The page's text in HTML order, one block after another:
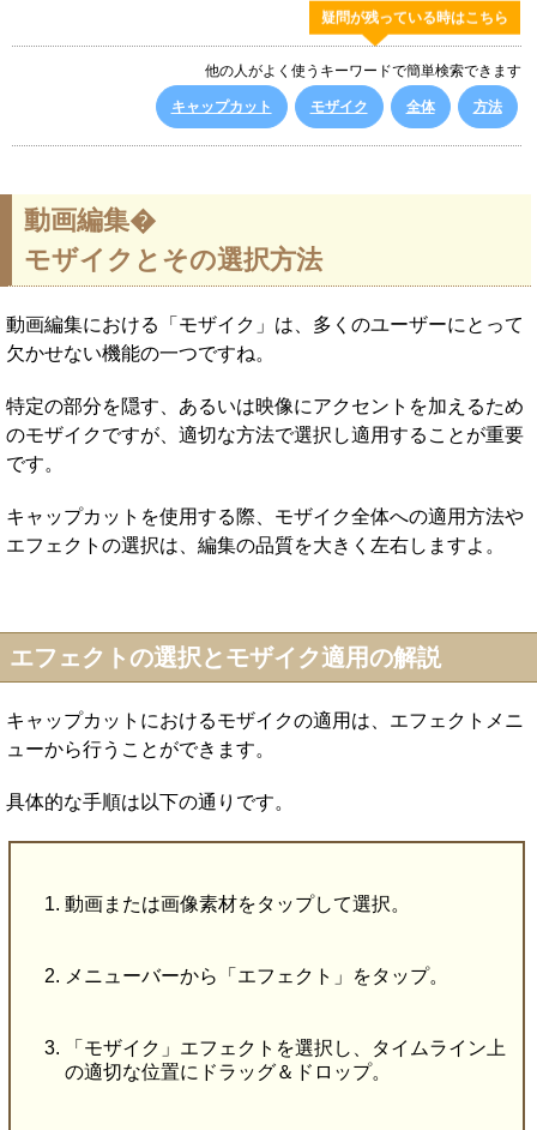
疑問が残っている時はこちら
他の人がよく使うキーワードで簡単検索できます
キャップカット モザイク 全体 方法
動画編集�
モザイクとその選択方法
動画編集における「モザイク」は、多くのユーザーにとって
欠かせない機能の一つですね。
特定の部分を隠す、あるいは映像にアクセントを加えるため
のモザイクですが、適切な方法で選択し適用することが重要
です。
キャップカットを使用する際、モザイク全体への適用方法や
エフェクトの選択は、編集の品質を大きく左右しますよ。
エフェクトの選択とモザイク適用の解説
キャップカットにおけるモザイクの適用は、エフェクトメニ
ューから行うことができます。
具体的な手順は以下の通りです。
動画または画像素材をタップして選択。
メニューバーから「エフェクト」をタップ。
「モザイク」エフェクトを選択し、タイムライン上
の適切な位置にドラッグ＆ドロップ。